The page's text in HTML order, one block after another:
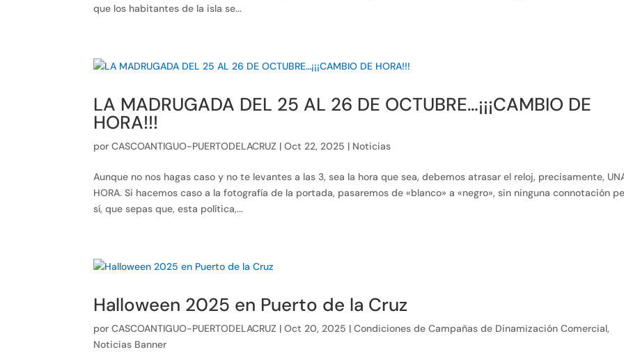
que los habitantes de la isla se...
LA MADRUGADA DEL 25 AL 26 DE OCTUBRE…¡¡¡CAMBIO DE
HORA!!!
porCASCOANTIGUO-PUERTODELACRUZ |Oct 22, 2025 | Noticias
Aunque no nos hagas caso y no te levantes a las 3, sea la hora que sea, debemos atrasar el reloj, precisamente,
HORA. Si hacemos caso a la fotografía de la portada, pasaremos de «blanco» a «negro», sin ninguna connotación
sí, que sepas que, esta política,...
Halloween 2025 en Puerto de la Cruz
porCASCOANTIGUO-PUERTODELACRUZ |Oct 20, 2025 |Condiciones de Campañas de Dinamización Comercial,
Noticias Banner